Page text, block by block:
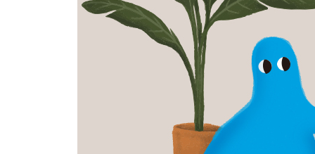
상품을 만들어서 선물해 보자
하루 종일 굶어 보고 내가 느끼는 허기의 정도를
내 감정을 건물에 비유해 보자. 지하에는 어떤 감
자신만의 루틴을 무시하고 깨 보자
집에 있는 가구의 위치를 바꾸어 보자
세 개의 단어를 임의로 선택하여 새로운 아이디어
나만의 리스트를 만들자